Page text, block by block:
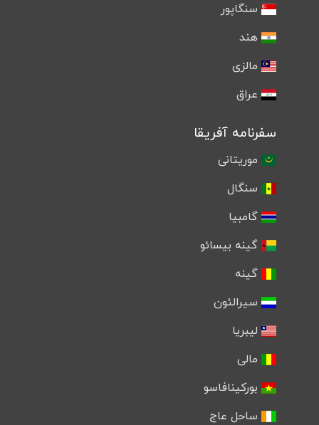
سنگاپور
هند
مالزی
عراق
سفرنامه آفریقا
موریتانی
سنگال
گامبیا
گینه بیسائو
گینه
سیرالئون
لیبریا
مالی
بورکینافاسو
ساحل عاج